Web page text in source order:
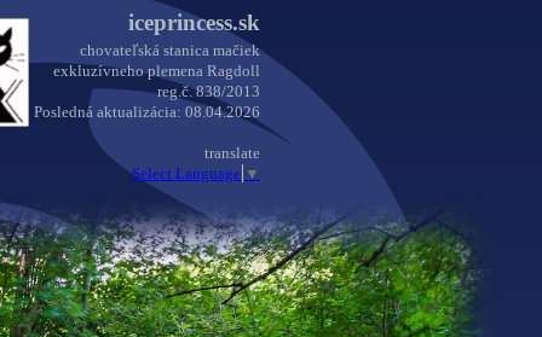
iceprincess.sk
chovateľská stanica mačiek
exkluzívneho plemena Ragdoll
reg.č. 838/2013
Posledná aktualizácia: 08.04.2026
translate
Select Language ▼